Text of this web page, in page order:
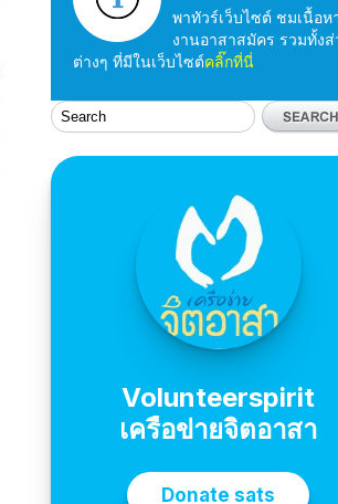
พาทัวร์เว็บไซต์ ชมเนื้อห
งานอาสาสมัคร รวมทั้ง
ต่างๆ ที่มีในเว็บไซต์คลิ๊กที่นี่